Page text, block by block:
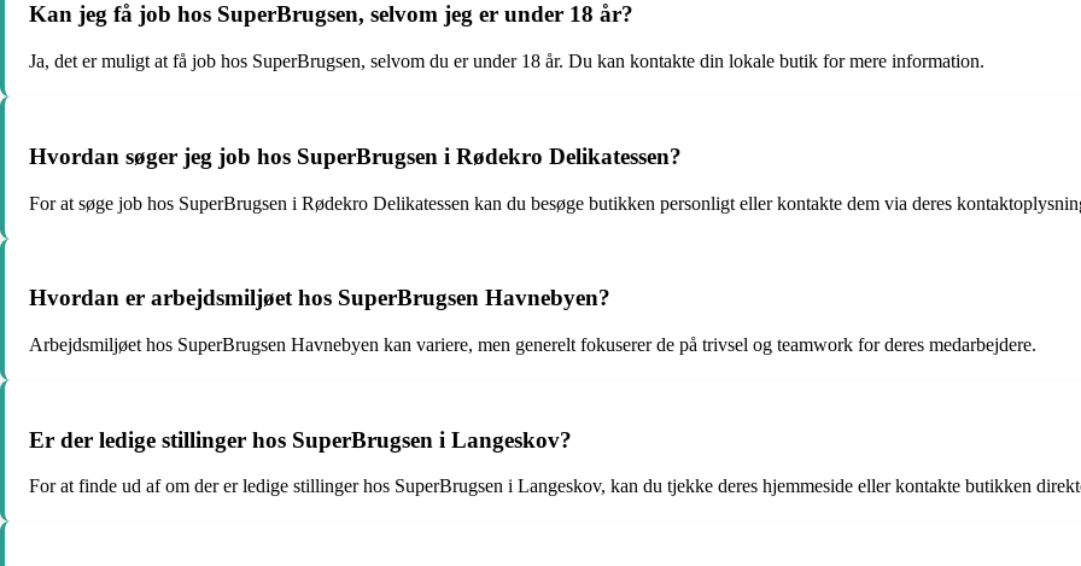
Kan jeg få job hos SuperBrugsen, selvom jeg er under 18 år?
Ja, det er muligt at få job hos SuperBrugsen, selvom du er under 18 år. Du kan kontakte din lokale butik for mere information.
Hvordan søger jeg job hos SuperBrugsen i Rødekro Delikatessen?
For at søge job hos SuperBrugsen i Rødekro Delikatessen kan du besøge butikken personligt eller kontakte dem via deres
Hvordan er arbejdsmiljøet hos SuperBrugsen Havnebyen?
Arbejdsmiljøet hos SuperBrugsen Havnebyen kan variere, men generelt fokuserer de på trivsel og teamwork for deres medarbejdere.
Er der ledige stillinger hos SuperBrugsen i Langeskov?
For at finde ud af om der er ledige stillinger hos SuperBrugsen i Langeskov, kan du tjekke deres hjemmeside eller kontakte butikken